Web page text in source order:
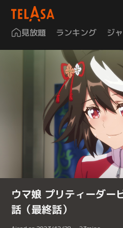
見放題 ランキング ジ
ウマ娘 プリティーダ
話（最終話）